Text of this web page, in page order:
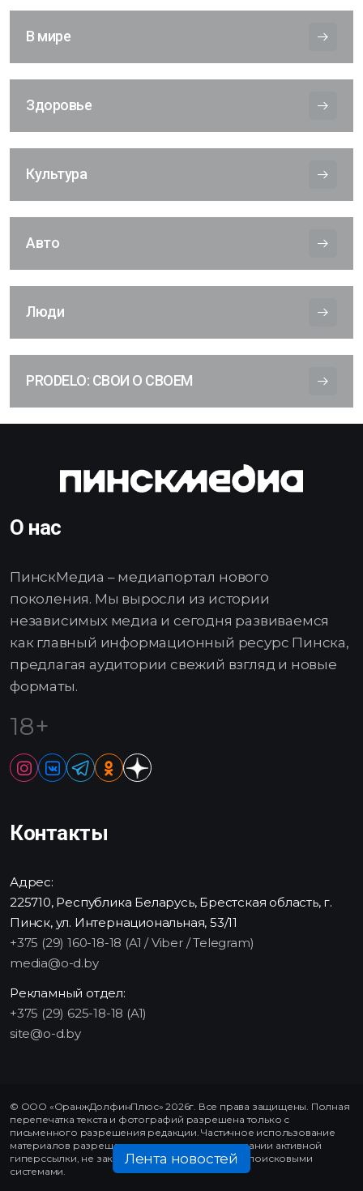
В мире
Здоровье
Культура
Авто
Люди
PRODELO: СВОИ О СВОЕМ
О нас
ПинскМедиа – медиапортал нового
поколения. Мы выросли из истории
независимых медиа и сегодня развиваемся
как главный информационный ресурс Пинска,
предлагая аудитории свежий взгляд и новые
форматы.
18+
Контакты
Адрес:
225710, Республика Беларусь, Брестская область, г.
Пинск, ул. Интернациональная, 53/11
+375 (29) 160-18-18 (A1 / Viber / Telegram)
media@o-d.by
Рекламный отдел:
+375 (29) 625-18-18 (A1)
site@o-d.by
© ООО «ОранжДолфинПлюс» 2026г. Все права защищены. Полная
перепечатка текста и фотографий разрешена только с
письменного разрешения редакции. Частичное использование
материалов разрешено только при использовании активной
гиперссылки, не закрытой от индексирования поисковыми
системами.
Лента новостей